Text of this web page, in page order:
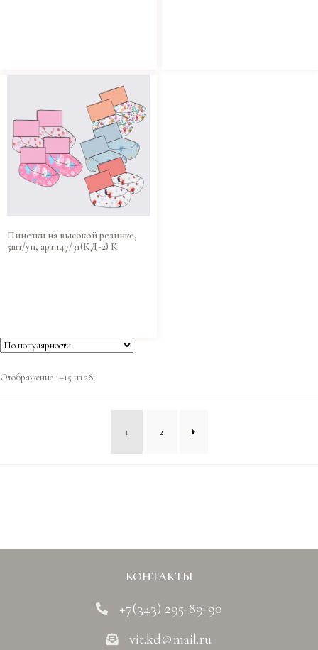
Пинетки на высокой резинке,
5шт/уп, арт.147/31(КД-2) К
Отображение 1–15 из 28
1 2
КОНТАКТЫ
+7(343) 295-89-90
vit.kd@mail.ru